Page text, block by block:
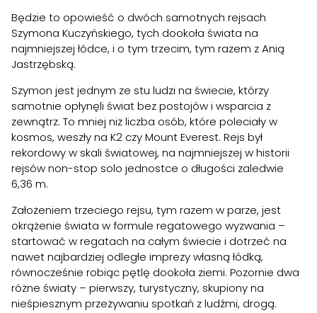
Będzie to opowieść o dwóch samotnych rejsach
Szymona Kuczyńskiego, tych dookoła świata na
najmniejszej łódce, i o tym trzecim, tym razem z Anią
Jastrzębską.
Szymon jest jednym ze stu ludzi na świecie, którzy
samotnie opłynęli świat bez postojów i wsparcia z
zewnątrz. To mniej niż liczba osób, które poleciały w
kosmos, weszły na K2 czy Mount Everest. Rejs był
rekordowy w skali światowej, na najmniejszej w historii
rejsów non-stop solo jednostce o długości zaledwie
6,36 m.
Założeniem trzeciego rejsu, tym razem w parze, jest
okrążenie świata w formule regatowego wyzwania –
startować w regatach na całym świecie i dotrzeć na
nawet najbardziej odległe imprezy własną łódką,
równocześnie robiąc pętlę dookoła ziemi. Pozornie dwa
różne światy – pierwszy, turystyczny, skupiony na
nieśpiesznym przeżywaniu spotkań z ludźmi, drogą.